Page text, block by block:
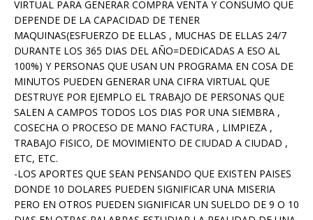
VIRTUAL PARA GENERAR COMPRA VENTA Y CONSUMO QUE
DEPENDE DE LA CAPACIDAD DE TENER
MAQUINAS(ESFUERZO DE ELLAS , MUCHAS DE ELLAS 24/7
DURANTE LOS 365 DIAS DEL AÑO=DEDICADAS A ESO AL
100%) Y PERSONAS QUE USAN UN PROGRAMA EN COSA DE
MINUTOS PUEDEN GENERAR UNA CIFRA VIRTUAL QUE
DESTRUYE POR EJEMPLO EL TRABAJO DE PERSONAS QUE
SALEN A CAMPOS TODOS LOS DIAS POR UNA SIEMBRA ,
COSECHA O PROCESO DE MANO FACTURA , LIMPIEZA ,
TRABAJO FISICO, DE MOVIMIENTO DE CIUDAD A CIUDAD ,
ETC, ETC.
-LOS APORTES QUE SEAN PENSANDO QUE EXISTEN PAISES
DONDE 10 DOLARES PUEDEN SIGNIFICAR UNA MISERIA
PERO EN OTROS PUEDEN SIGNIFICAR UN SUELDO DE 9 O 10